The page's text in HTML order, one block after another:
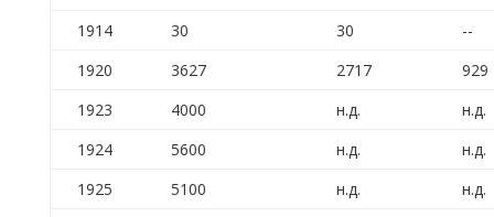
1914 30 30
--
1920
3627 2717
929
1923
4000 н.д.
н.д.
1924
5600 н.д.
н.д.
1925
5100 н.д.
н.д.